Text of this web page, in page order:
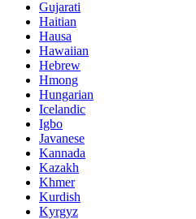
Gujarati
Haitian
Hausa
Hawaiian
Hebrew
Hmong
Hungarian
Icelandic
Igbo
Javanese
Kannada
Kazakh
Khmer
Kurdish
Kyrgyz